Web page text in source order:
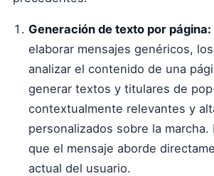
Generación de texto por página:
elaborar mensajes genéricos,
analizar el contenido de una
generar textos y titulares de
contextualmente relevantes y
personalizados sobre la marcha.
que el mensaje aborde
actual del usuario.